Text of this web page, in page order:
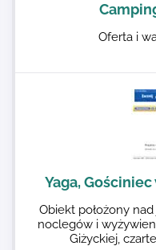
Oferta i
Yaga,
Obiekt położony
noclegów i
Giżyckiej,